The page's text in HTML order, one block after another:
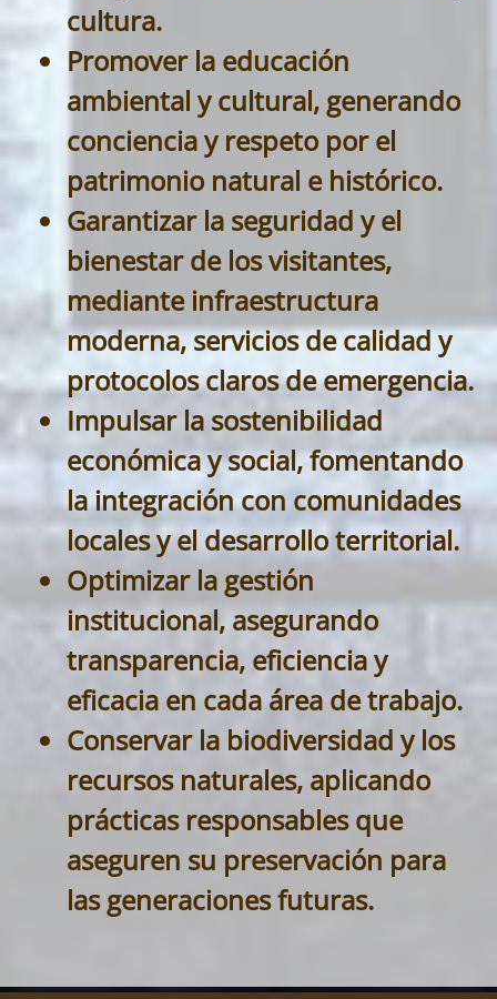
cultura.
Promover la educación
ambiental y cultural, generando
conciencia y respeto por el
patrimonio natural e histórico.
Garantizar la seguridad y el
bienestar de los visitantes,
mediante infraestructura
moderna, servicios de calidad y
protocolos claros de emergencia.
Impulsar la sostenibilidad
económica y social, fomentando
la integración con comunidades
locales y el desarrollo territorial.
Optimizar la gestión
institucional, asegurando
transparencia, eficiencia y
eficacia en cada área de trabajo.
Conservar la biodiversidad y los
recursos naturales, aplicando
prácticas responsables que
aseguren su preservación para
las generaciones futuras.